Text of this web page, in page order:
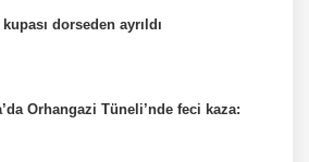
kupası dorseden ayrıldı
Orhangazi Tüneli’nde feci kaza: